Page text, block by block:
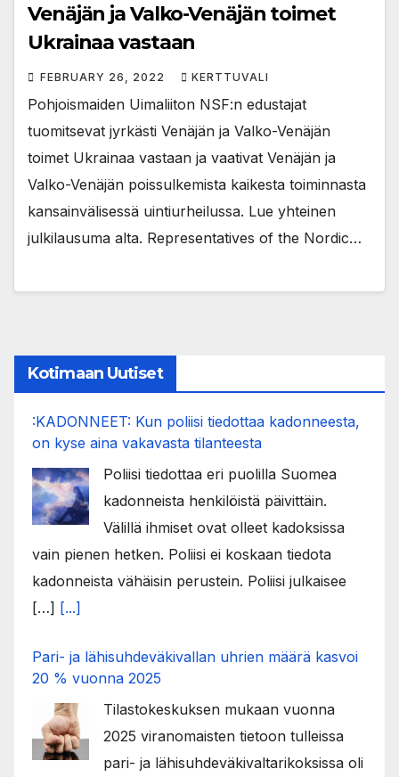
Venäjän ja Valko-Venäjän toimet
Ukrainaa vastaan
FEBRUARY 26, 2022 KERTTUVALI
Pohjoismaiden Uimaliiton NSF:n edustajat
tuomitsevat jyrkästi Venäjän ja Valko-Venäjän
toimet Ukrainaa vastaan ja vaativat Venäjän ja
Valko-Venäjän poissulkemista kaikesta toiminnasta
kansainvälisessä uintiurheilussa. Lue yhteinen
julkilausuma alta. Representatives of the Nordic…
Kotimaan Uutiset
:KADONNEET: Kun poliisi tiedottaa kadonneesta,
on kyse aina vakavasta tilanteesta
Poliisi tiedottaa eri puolilla Suomea
kadonneista henkilöistä päivittäin.
Välillä ihmiset ovat olleet kadoksissa
vain pienen hetken. Poliisi ei koskaan tiedota
kadonneista vähäisin perustein. Poliisi julkaisee
[…] [...]
Pari- ja lähisuhdeväkivallan uhrien määrä kasvoi
20 % vuonna 2025
Tilastokeskuksen mukaan vuonna
2025 viranomaisten tietoon tulleissa
pari- ja lähisuhdeväkivaltarikoksissa oli